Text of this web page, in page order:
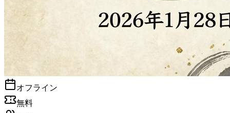
オフライン
無料